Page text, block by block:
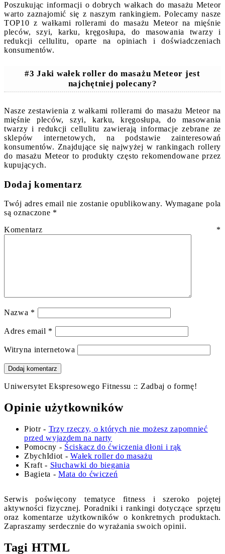
Poszukując informacji o dobrych wałkach do masażu Meteor
warto zaznajomić się z naszym rankingiem. Polecamy nasze
TOP10 z wałkami rollerami do masażu Meteor na mięśnie
pleców, szyi, karku, kręgosłupa, do masowania twarzy i
redukcji cellulitu, oparte na opiniach i doświadczeniach
konsumentów.
#3 Jaki wałek roller do masażu Meteor jest
najchętniej polecany?
Nasze zestawienia z wałkami rollerami do masażu Meteor na
mięśnie pleców, szyi, karku, kręgosłupa, do masowania
twarzy i redukcji cellulitu zawierają informacje zebrane ze
sklepów internetowych, na podstawie zainteresowań
konsumentów. Znajdujące się najwyżej w rankingach rollery
do masażu Meteor to produkty często rekomendowane przez
kupujących.
Dodaj komentarz
Twój adres email nie zostanie opublikowany. Wymagane pola
są oznaczone *
Komentarz *
Nazwa *
Adres email *
Witryna internetowa
Uniwersytet Ekspresowego Fitnessu :: Zadbaj o formę!
Opinie użytkowników
Piotr- Trzy rzeczy, o których nie możesz zapomnieć
przed wyjazdem na narty
Pomocny - Ściskacz do ćwiczenia dłoni i rąk
ZbychIdiot -Wałek roller do masażu
Kraft - Słuchawki do biegania
Bagieta -Mata do ćwiczeń
Serwis poświęcony tematyce fitness i szeroko pojętej
aktywności fizycznej. Poradniki i rankingi dotyczące sprzętu
oraz komentarze użytkowników o konkretnych produktach.
Zapraszamy serdecznie do wyrażania swoich opinii.
Tagi HTML